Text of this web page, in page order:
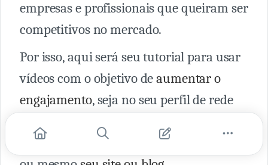
empresas e profissionais que queiram ser
competitivos no mercado.
Por isso, aqui será seu tutorial para usar
vídeos com o objetivo deaumentar o
engajamento, seja no seu perfil de rede
Instagram
LinkedIn , Facebook,